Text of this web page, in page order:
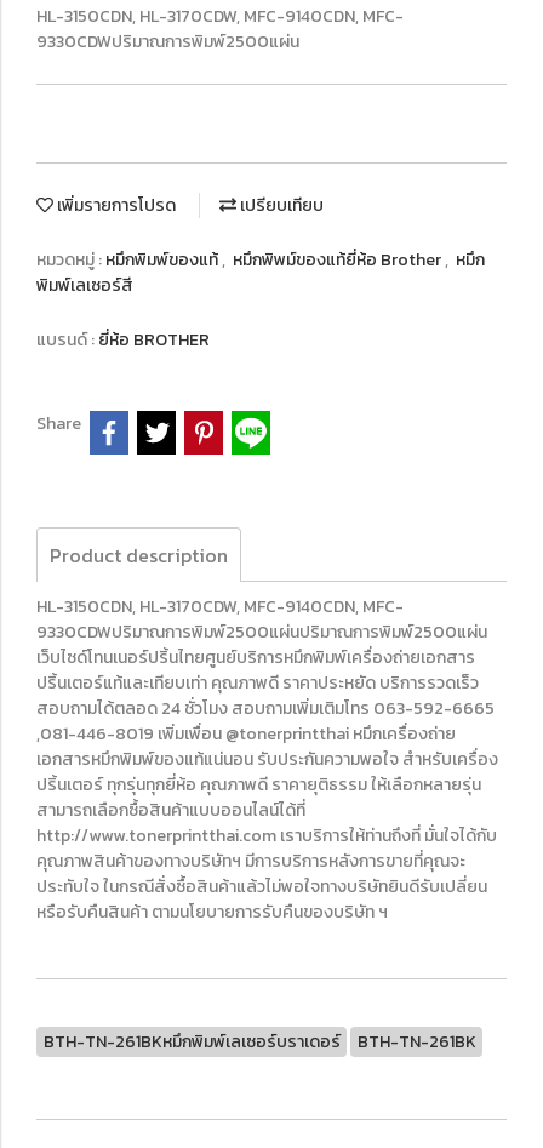
HL-3150CDN, HL-3170CDW, MFC-9140CDN, MFC-
9330CDWปริมาณการพิมพ์2500แผ่น
เพิ่มรายการโปรด เปรียบเทียบ
หมวดหมู่ :หมึกพิมพ์ของแท้, หมึกพิพม์ของแท้ยี่ห้อ Brother, หมึก
พิมพ์เลเซอร์สี
แบรนด์ :ยี่ห้อ BROTHER
Share
Product description
HL-3150CDN, HL-3170CDW, MFC-9140CDN, MFC-
9330CDWปริมาณการพิมพ์2500แผ่นปริมาณการพิมพ์2500แผ่น
เว็บไซด์โทนเนอร์ปริ้นไทยศูนย์บริการหมึกพิมพ์เครื่องถ่ายเอกสาร
ปริ้นเตอร์แท้และเทียบเท่า คุณภาพดี ราคาประหยัด บริการรวดเร็ว
สอบถามได้ตลอด 24 ชั่วโมง สอบถามเพิ่มเติมโทร 063-592-6665
,081-446-8019 เพิ่มเพื่อน @tonerprintthai หมึกเครื่องถ่าย
เอกสารหมึกพิมพ์ของแท้แน่นอน รับประกันความพอใจ สำหรับเครื่อง
ปริ้นเตอร์ ทุกรุ่นทุกยี่ห้อ คุณภาพดี ราคายุติธรรม ให้เลือกหลายรุ่น
สามารถเลือกซื้อสินค้าแบบออนไลน์ได้ที่
http://www.tonerprintthai.com เราบริการให้ท่านถึงที่ มั่นใจได้กับ
คุณภาพสินค้าของทางบริษัทฯ มีการบริการหลังการขายที่คุณจะ
ประทับใจ ในกรณีสั่งซื้อสินค้าแล้วไม่พอใจทางบริษัทยินดีรับเปลี่ยน
หรือรับคืนสินค้า ตามนโยบายการรับคืนของบริษัท ฯ
BTH-TN-261BKหมึกพิมพ์เลเซอร์บราเดอร์ BTH-TN-261BK